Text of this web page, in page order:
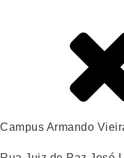
Campus Armando